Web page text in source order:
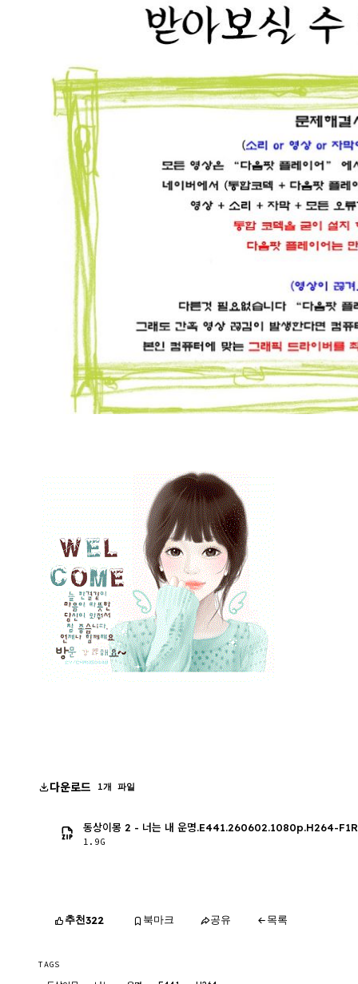
다운로드 1개 파일
동상이몽 2 - 너는 내 운명.E441.260602.1080p.H264-
1.9G
추천322 북마크 공유 목록
TAGS